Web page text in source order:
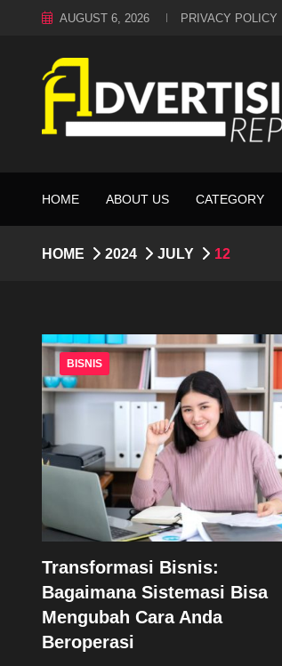
AUGUST 6, 2026 PRIVACY POLICY
HOME ABOUT US CATEGORY
HOME 2024 JULY 12
BISNIS
Transformasi Bisnis:
Bagaimana Sistemasi Bisa
Mengubah Cara Anda
Beroperasi